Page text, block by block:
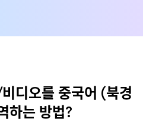
디오를 중국어 (북경
하는 방법?